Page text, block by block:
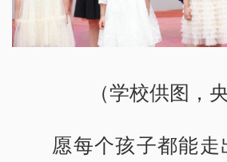
（学校供图，
愿每个孩子都能走